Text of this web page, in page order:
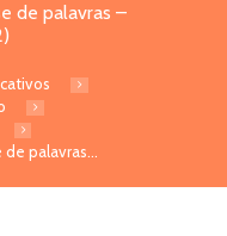
de palavras –
de palavras...